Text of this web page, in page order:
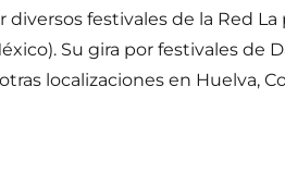
festivales de la Red La
Su gira por festivales de
localizaciones en Huelva,